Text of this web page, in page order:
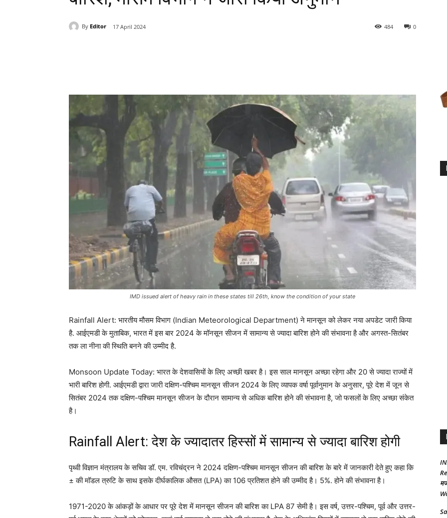
By Editor 17 April 2024 0
484
IMD issued alert of heavy rain in these states till 26th, know the condition of your state
Rainfall Alert: भारतीय मौसम विभाग (Indian Meteorological Department) ने मानसून को लेकर नया अपडेट जारी किया
है. आईएमडी के मुताबिक, भारत में इस बार 2024 के मॉनसून सीजन में सामान्य से ज्यादा बारिश होने की संभावना है और अगस्त-सितंबर
तक ला नीना की स्थिति बनने की उम्मीद है.
Monsoon Update Today: भारत के देशवासियों के लिए अच्छी खबर है। इस साल मानसून अच्छा रहेगा और 20 से ज्यादा राज्यों में
भारी बारिश होगी. आईएमडी द्वारा जारी दक्षिण-पश्चिम मानसून सीजन 2024 के लिए व्यापक वर्षा पूर्वानुमान के अनुसार, पूरे देश में जून से
सितंबर 2024 तक दक्षिण-पश्चिम मानसून सीजन के दौरान सामान्य से अधिक बारिश होने की संभावना है, जो फसलों के लिए अच्छा संकेत
है।
Rainfall Alert: देश के ज्यादातर हिस्सों में सामान्य से ज्यादा बारिश होगी
पृथ्वी विज्ञान मंत्रालय के सचिव डॉ. एम. रविचंद्रन ने 2024 दक्षिण-पश्चिम मानसून सीजन की बारिश के बारे में जानकारी देते हुए कहा कि
± की मॉडल त्रुटि के साथ इसके दीर्घकालिक औसत (LPA) का 106 प्रतिशत होने की उम्मीद है। 5%. होने की संभावना है।
1971-2020 के आंकड़ों के आधार पर पूरे देश में मानसून सीजन की बारिश का LPA 87 सेमी है। इस वर्ष, उत्तर-पश्चिम, पूर्व और उत्तर-